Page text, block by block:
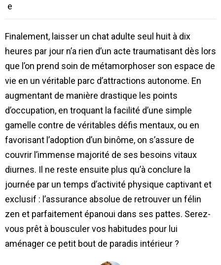
e
Finalement, laisser un chat adulte seul huit à dix
heures par jour n’a rien d’un acte traumatisant dès lors
que l’on prend soin de métamorphoser son espace de
vie en un véritable parc d’attractions autonome. En
augmentant de manière drastique les points
d’occupation, en troquant la facilité d’une simple
gamelle contre de véritables défis mentaux, ou en
favorisant l’adoption d’un binôme, on s’assure de
couvrir l’immense majorité de ses besoins vitaux
diurnes. Il ne reste ensuite plus qu’à conclure la
journée par un temps d’activité physique captivant et
exclusif : l’assurance absolue de retrouver un félin
zen et parfaitement épanoui dans ses pattes. Serez-
vous prêt à bousculer vos habitudes pour lui
aménager ce petit bout de paradis intérieur ?